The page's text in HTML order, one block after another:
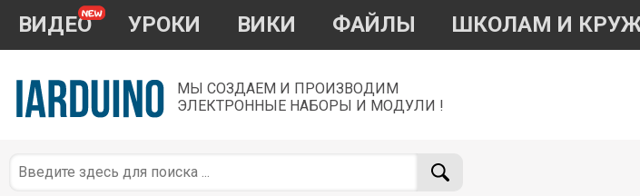
ВИДЕО УРОКИ ВИКИ ФАЙЛЫ ШКОЛАМ И
МЫ СОЗДАЕМ И ПРОИЗВОДИМ
ЭЛЕКТРОННЫЕ НАБОРЫ И МОДУЛИ !По вопросам приобретения
+7 968 454 17 38